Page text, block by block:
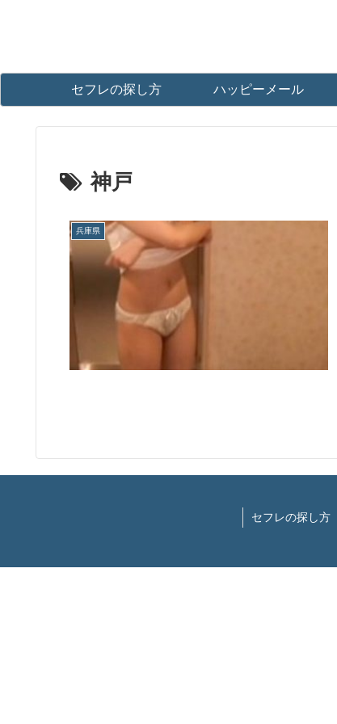
セフレの探し方 ハッピーメール
神戸
兵庫県
セフレの探し方